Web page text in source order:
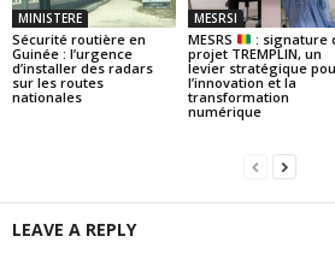
MINISTERE
Sécurité routière en
Guinée : l’urgence
d’installer des radars
sur les routes
nationales
MESRSI
MESRS
: signature
projet TREMPLIN, un
levier stratégique
l’innovation et la
transformation
numérique
LEAVE A REPLY